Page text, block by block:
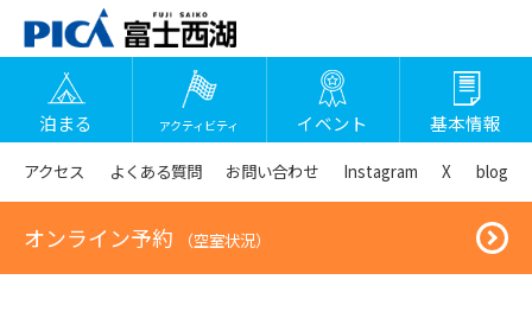
泊まる アクティビティ イベント 基本情報
アクセス よくある質問 お問い合わせ Instagram X blog
オンライン予約 （空室状況）